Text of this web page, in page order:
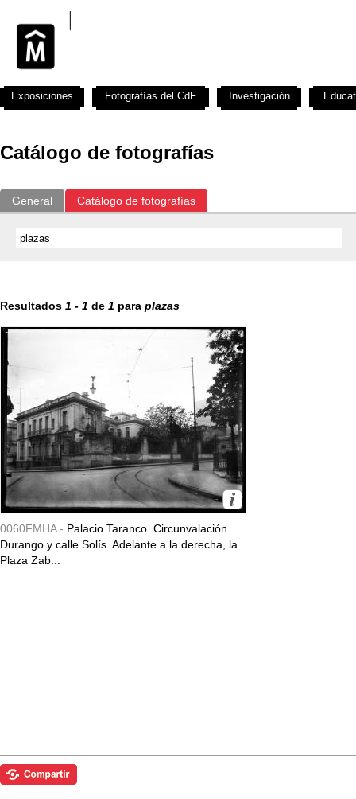
Catálogo de fotografías
General Catálogo de fotografías
Resultados 1 - 1 de 1 para plazas
0060FMHA - Palacio Taranco. Circunvalación
Durango y calle Solís. Adelante a la derecha, la
Plaza Zab...
Exposiciones Fotografías del CdF Investigación